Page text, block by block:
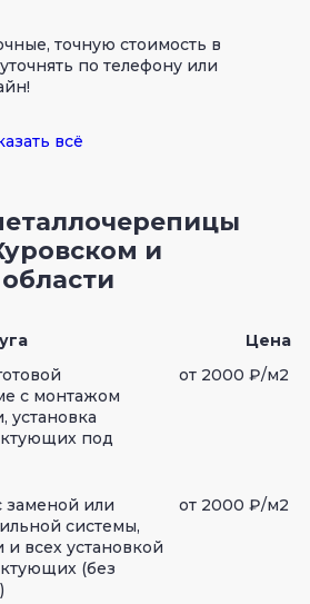
точную стоимость в
по телефону или
всё
и
Цена
с монтажом
установка
под
от 2000 ₽/м2
или
системы,
всех установкой
(без
от 2000 ₽/м2